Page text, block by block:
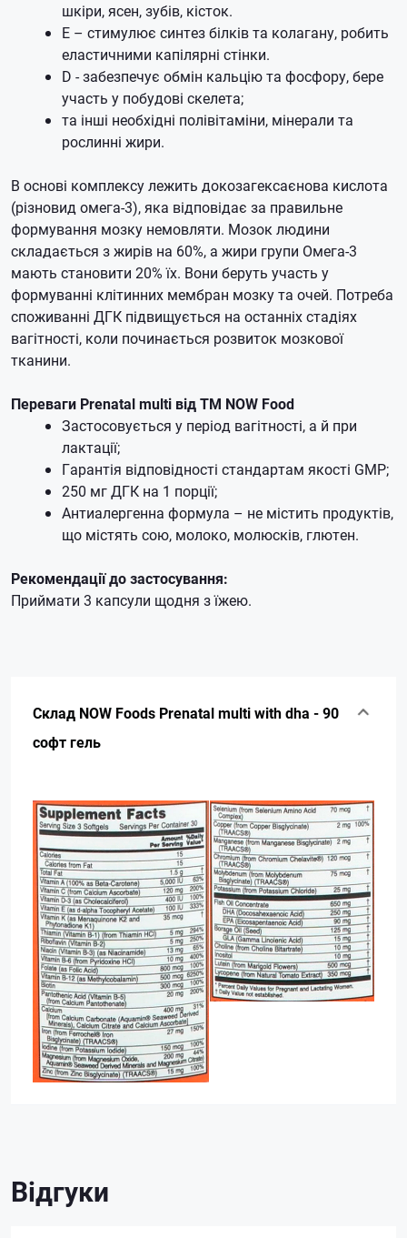
шкіри, ясен, зубів, кісток.
E – стимулює синтез білків та колагану, робить
еластичними капілярні стінки.
D - забезпечує обмін кальцію та фосфору, бере
участь у побудові скелета;
та інші необхідні полівітаміни, мінерали та
рослинні жири.
В основі комплексу лежить докозагексаєнова кислота
(різновид омега-3), яка відповідає за правильне
формування мозку немовляти. Мозок людини
складається з жирів на 60%, а жири групи Омега-3
мають становити 20% їх. Вони беруть участь у
формуванні клітинних мембран мозку та очей. Потреба
споживанні ДГК підвищується на останніх стадіях
вагітності, коли починається розвиток мозкової
тканини.
Переваги Prenatal multi від ТМ NOW Food
Застосовується у період вагітності, а й при
лактації;
Гарантія відповідності стандартам якості GMP;
250 мг ДГК на 1 порції;
Антиалергенна формула – не містить продуктів,
що містять сою, молоко, молюсків, глютен.
Рекомендації до застосування:
Приймати 3 капсули щодня з їжею.
Склад NOW Foods Prenatal multi with dha - 90
софт гель
Відгуки